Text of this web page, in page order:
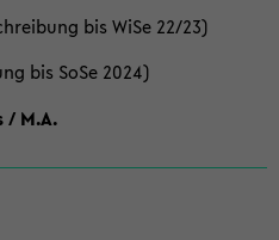
bis WiSe 22/23)
bis SoSe 2024)
/ M.A.